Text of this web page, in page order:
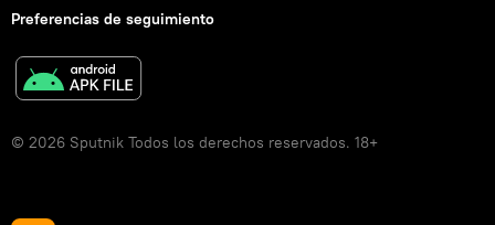
Preferencias de seguimiento
© 2026 Sputnik Todos los derechos reservados. 18+